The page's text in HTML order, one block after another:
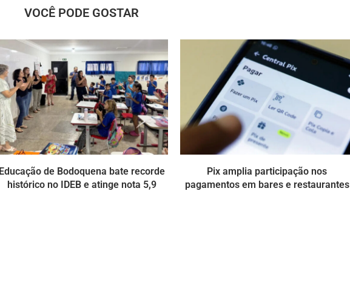
VOCÊ PODE GOSTAR
Educação de Bodoquena bate recorde
histórico no IDEB e atinge nota 5,9
Pix amplia participação nos
pagamentos em bares e restaurantes